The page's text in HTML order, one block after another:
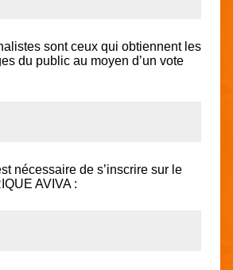
sont ceux qui obtiennent les
du public au moyen d’un vote
nécessaire de s’inscrire sur le
AVIVA :